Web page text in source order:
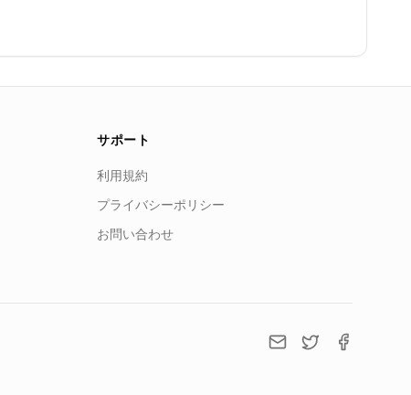
サポート
利用規約
プライバシーポリシー
お問い合わせ